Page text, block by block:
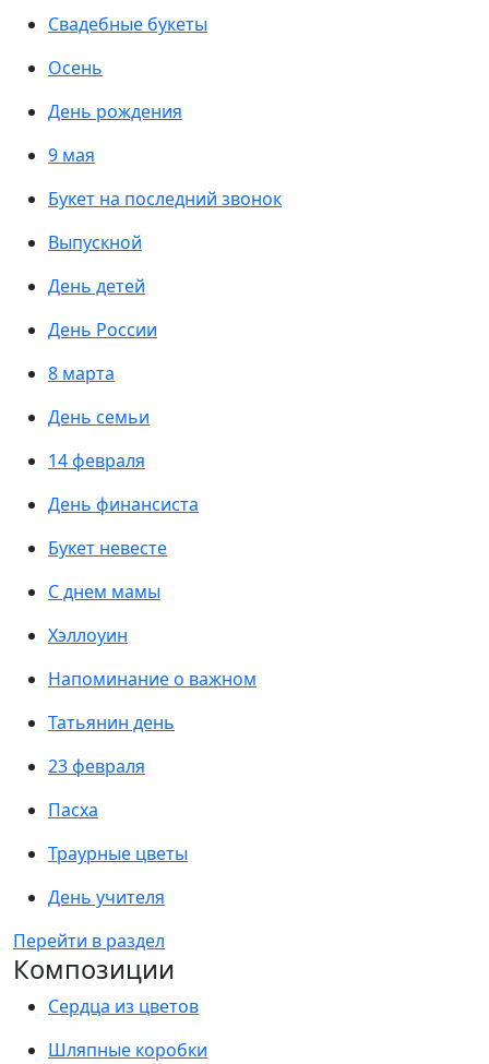
Свадебные букеты
Осень
День рождения
9 мая
Букет на последний звонок
Выпускной
День детей
День России
8 марта
День семьи
14 февраля
День финансиста
Букет невесте
С днем мамы
Хэллоуин
Напоминание о важном
Татьянин день
23 февраля
Пасха
Траурные цветы
День учителя
Перейти в раздел
Композиции
Сердца из цветов
Шляпные коробки